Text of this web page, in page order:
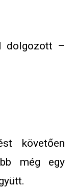
dolgozott –
követően
még egy